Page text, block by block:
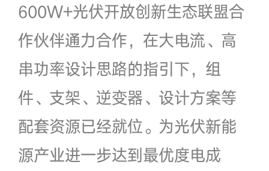
600W+光伏开放创新生态联盟合
作伙伴通力合作，在大电流、高
串功率设计思路的指引下，组
件、支架、逆变器、设计方案等
配套资源已经就位。为光伏新能
源产业进一步达到最优度电成